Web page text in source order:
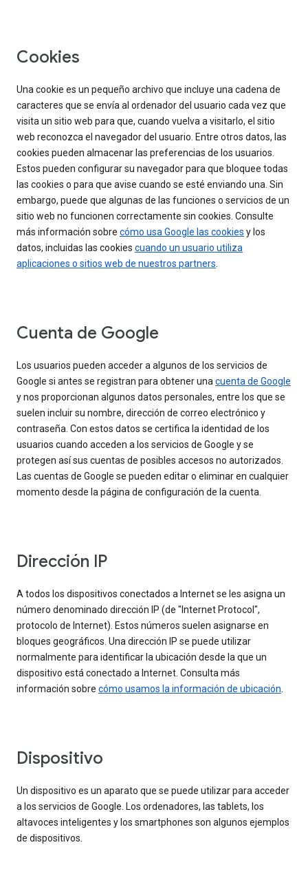
Cookies
Una cookie es un pequeño archivo que incluye una cadena de
caracteres que se envía al ordenador del usuario cada vez que
visita un sitio web para que, cuando vuelva a visitarlo, el sitio
web reconozca el navegador del usuario. Entre otros datos, las
cookies pueden almacenar las preferencias de los usuarios.
Estos pueden configurar su navegador para que bloquee todas
las cookies o para que avise cuando se esté enviando una. Sin
embargo, puede que algunas de las funciones o servicios de un
sitio web no funcionen correctamente sin cookies. Consulte
más información sobre cómo usa Google las cookies y los
datos, incluidas las cookies cuando un usuario utiliza
aplicaciones o sitios web de nuestros partners.
Cuenta de Google
Los usuarios pueden acceder a algunos de los servicios de
Google si antes se registran para obtener unacuenta de Google
y nos proporcionan algunos datos personales, entre los que se
suelen incluir su nombre, dirección de correo electrónico y
contraseña. Con estos datos se certifica la identidad de los
usuarios cuando acceden a los servicios de Google y se
protegen así sus cuentas de posibles accesos no autorizados.
Las cuentas de Google se pueden editar o eliminar en cualquier
momento desde la página de configuración de la cuenta.
Dirección IP
A todos los dispositivos conectados a Internet se les asigna un
número denominado dirección IP (de "Internet Protocol",
protocolo de Internet). Estos números suelen asignarse en
bloques geográficos. Una dirección IP se puede utilizar
normalmente para identificar la ubicación desde la que un
dispositivo está conectado a Internet. Consulta más
información sobre cómo usamos la información de ubicación.
Dispositivo
Un dispositivo es un aparato que se puede utilizar para acceder
a los servicios de Google. Los ordenadores, las tablets, los
altavoces inteligentes y los smartphones son algunos ejemplos
de dispositivos.